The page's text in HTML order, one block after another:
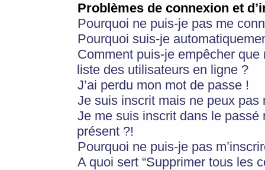
Problèmes de connexion et
Pourquoi ne puis-je pas me
Pourquoi suis-je
Comment puis-je empêcher
liste des utilisateurs en ligne ?
J’ai perdu mon mot de passe !
Je suis inscrit mais ne peux pas
Je me suis inscrit dans le
présent ?!
Pourquoi ne puis-je pas
A quoi sert “Supprimer tous les